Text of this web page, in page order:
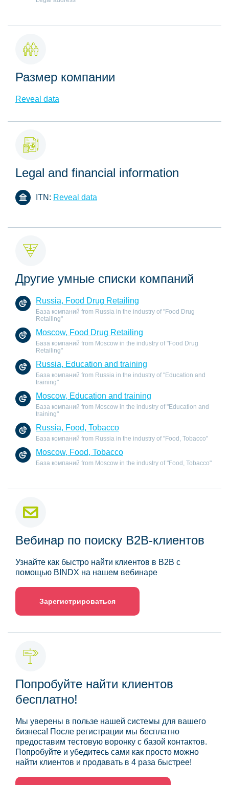
Размер компании
Reveal data
Legal and financial information
ITN: Reveal data
Другие умные списки компаний
Russia, Food Drug Retailing
База компаний from Russia in the industry of "Food Drug
Retailing"
Moscow, Food Drug Retailing
База компаний from Moscow in the industry of "Food Drug
Retailing"
Russia, Education and training
База компаний from Russia in the industry of "Education and
training"
Moscow, Education and training
База компаний from Moscow in the industry of "Education and
training"
Russia, Food, Tobacco
База компаний from Russia in the industry of "Food, Tobacco"
Moscow, Food, Tobacco
База компаний from Moscow in the industry of "Food, Tobacco"
Вебинар по поиску B2B-клиентов
Узнайте как быстро найти клиентов в B2B с
помощью BINDX на нашем вебинаре
Зарегистрироваться
Попробуйте найти клиентов
бесплатно!
Мы уверены в пользе нашей системы для вашего
бизнеса! После регистрации мы бесплатно
предоставим тестовую воронку с базой контактов.
Попробуйте и убедитесь сами как просто можно
найти клиентов и продавать в 4 раза быстрее!